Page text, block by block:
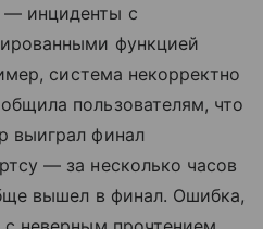
— инциденты с
функцией
система некорректно
пользователям, что
выиграл финал
— за несколько часов
вышел в финал. Ошибка,